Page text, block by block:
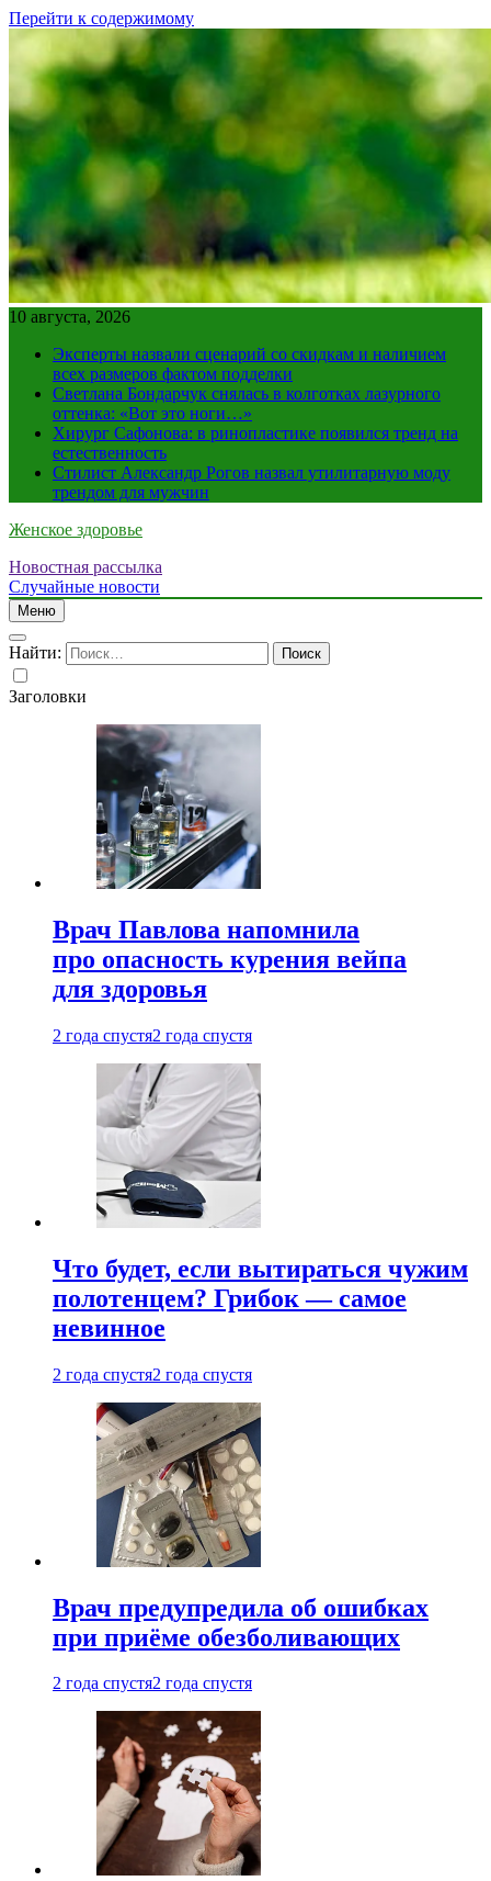
Перейти к содержимому
10 августа, 2026
Эксперты назвали сценарий со скидкам и наличием
всех размеров фактом подделки
Светлана Бондарчук снялась в колготках лазурного
оттенка: «Вот это ноги…»
Хирург Сафонова: в ринопластике появился тренд на
естественность
Стилист Александр Рогов назвал утилитарную моду
трендом для мужчин
Женское здоровье
Новостная рассылка
Случайные новости
Меню
Найти:
Заголовки
Врач Павлова напомнила
про опасность курения вейпа
для здоровья
2 года спустя2 года спустя
Что будет, если вытираться чужим
полотенцем? Грибок — самое
невинное
2 года спустя2 года спустя
Врач предупредила об ошибках
при приëме обезболивающих
2 года спустя2 года спустя